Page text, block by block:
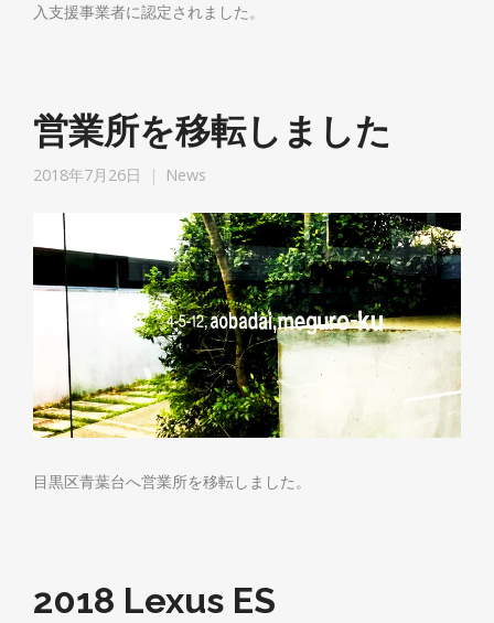
入支援事業者に認定されました。
営業所を移転しました
2018年7月26日 News
目黒区青葉台へ営業所を移転しました。
2018 Lexus ES